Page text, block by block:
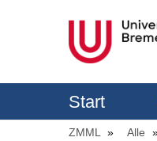
Start
ZMML Alle